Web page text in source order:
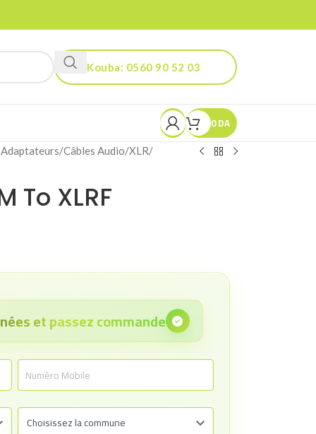
Birkhadem: 0540 90 52 07
Kouba: 0560 90 52 03
0DA
/Câbles Audio/XLR/
To XLRF
et passez commande